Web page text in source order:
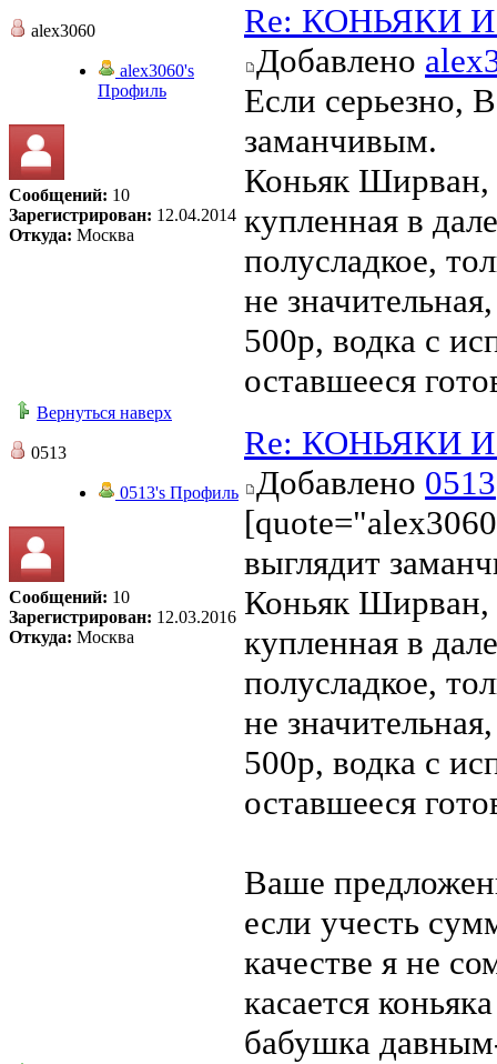
alex3060
alex3060's
Профиль
Сообщений: 10
Зарегистрирован: 12.04.2014
Откуда: Москва
Re: КОНЬЯКИ И
Добавлено
Если серьезно,
заманчивым.
Коньяк Ширван,
купленная в
полусладкое,
не
500р, водка с
оставшееся
Вернуться наверх
0513
0513's Профиль
Сообщений: 10
Зарегистрирован: 12.03.2016
Откуда: Москва
Re: КОНЬЯКИ И
Добавлено 0513
выглядит
Коньяк Ширван,
купленная в
полусладкое,
не
500р, водка с
оставшееся
Ваше
если учесть
качестве я не
касается
бабушка